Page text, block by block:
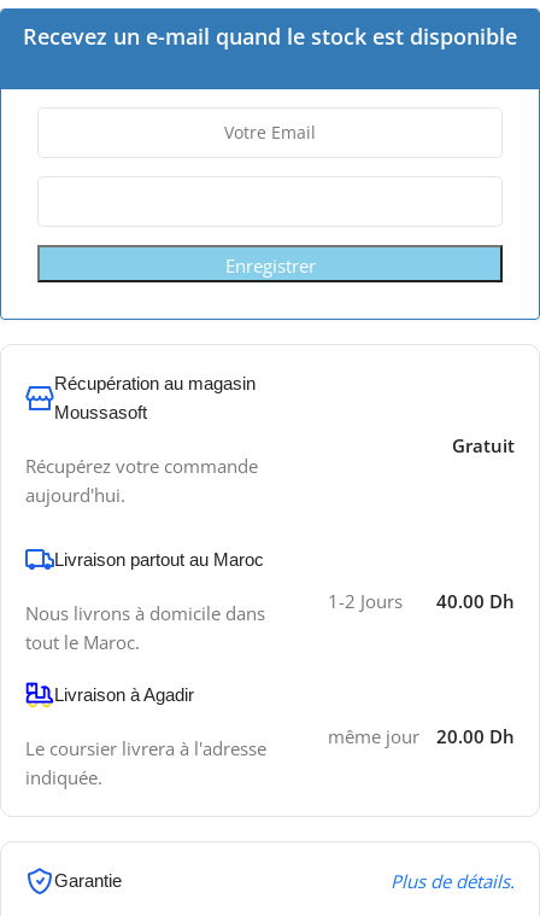
Recevez un e-mail quand le stock est disponible
Enregistrer
Récupération au magasin
Moussasoft
Récupérez votre commande
aujourd'hui.
Gratuit
Livraison partout au Maroc
Nous livrons à domicile dans
tout le Maroc.
1-2 Jours 40.00 Dh
Livraison à Agadir
Le coursier livrera à l'adresse
indiquée.
même jour 20.00 Dh
Garantie Plus de détails.